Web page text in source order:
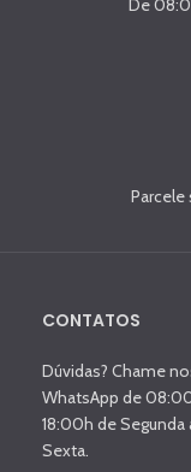
De
Parcele
CONTATOS
Dúvidas? Chame
WhatsApp de
18:00h de Segunda
Sexta.